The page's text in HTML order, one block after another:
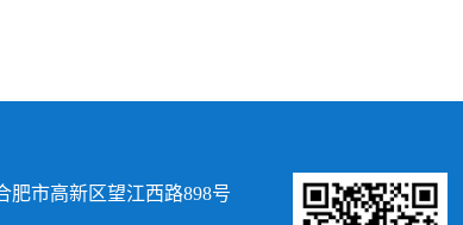
肥市高新区望江西路898号